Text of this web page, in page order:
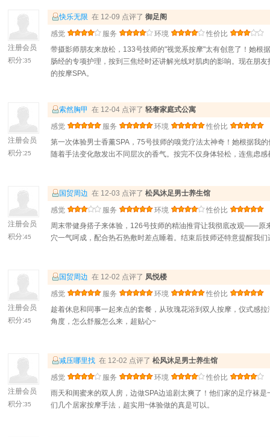
注册会员
积分:35
快乐无限 在 12-09 点评了 御足阁
感觉
服务 环境
性价比
带摄影师朋友来放松，133号技师的"视觉系按摩"太有创意了！她根
肠经的专项护理，按到三焦经时还讲解光线对肌肉的影响。现在朋
的按摩SPA。
注册会员
积分:25
索然胸甲 在 12-04 点评了 轻奢家庭式公寓
感觉
服务 环境
性价比
第一次体验男士香薰SPA，75号技师的嗅觉疗法太神奇！她根据我
随着手法变化散发出不同层次的香气。按完不仅身体轻松，连焦虑感
注册会员
积分:45
国贸周边 在 12-03 点评了 松风沐足男士养生馆
感觉
服务 环境
性价比
周末带健身搭子来体验，126号技师的精油推背让我彻底改观——原
穴一气呵成，配合热石热敷时差点睡着。结束后技师还特意提醒我
注册会员
积分:45
国贸周边 在 12-02 点评了 凤悦楼
感觉
服务 环境
性价比
趁着休息和同事一起来点的套餐，从玫瑰花浴到双人按摩，仪式感
角度，怎么舒服怎么来，超贴心~
注册会员
积分:35
减压哪里找 在 12-02 点评了 松风沐足男士养生馆
感觉
服务 环境
性价比
雨天和闺蜜来的双人房，边做SPA边追剧太爽了！他们家的足疗袜
们几个居家按摩手法，超实用~体验做的真是可以。